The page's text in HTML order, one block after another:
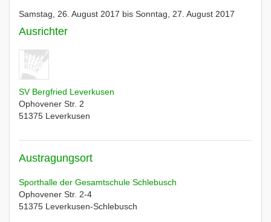
Samstag, 26. August 2017 bis Sonntag, 27. August 2017
Ausrichter
SV Bergfried Leverkusen
Ophovener Str. 2
51375 Leverkusen
Austragungsort
Sporthalle der Gesamtschule Schlebusch
Ophovener Str. 2-4
51375 Leverkusen-Schlebusch